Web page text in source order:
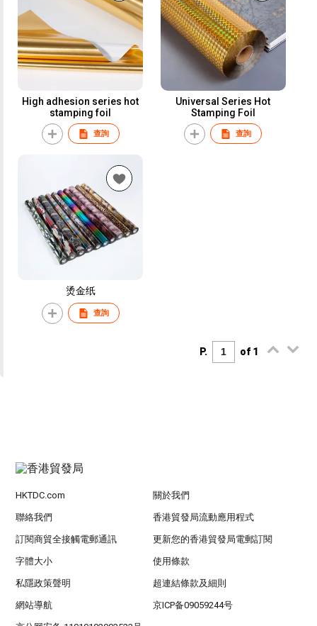
High adhesion series hot
stamping foil
查詢
Universal Series Hot
Stamping Foil
查詢
烫金纸
查詢
P. of 1
HKTDC.com 關於我們
聯絡我們 香港貿發局流動應用程式
訂閱商貿全接觸電郵通訊 更新您的香港貿發局電郵訂閱
字體大小 使用條款
私隱政策聲明 超連結條款及細則
網站導航 京ICP备09059244号